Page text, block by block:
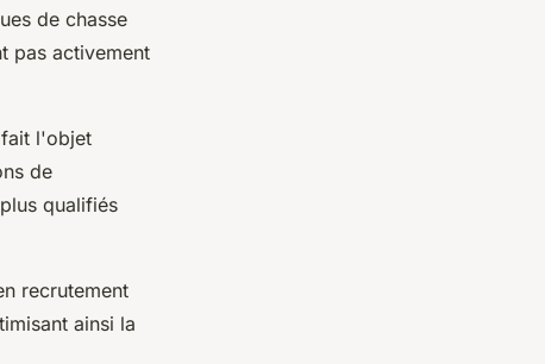
de chasse
pas activement
l'objet
de
qualifiés
recrutement
ainsi la